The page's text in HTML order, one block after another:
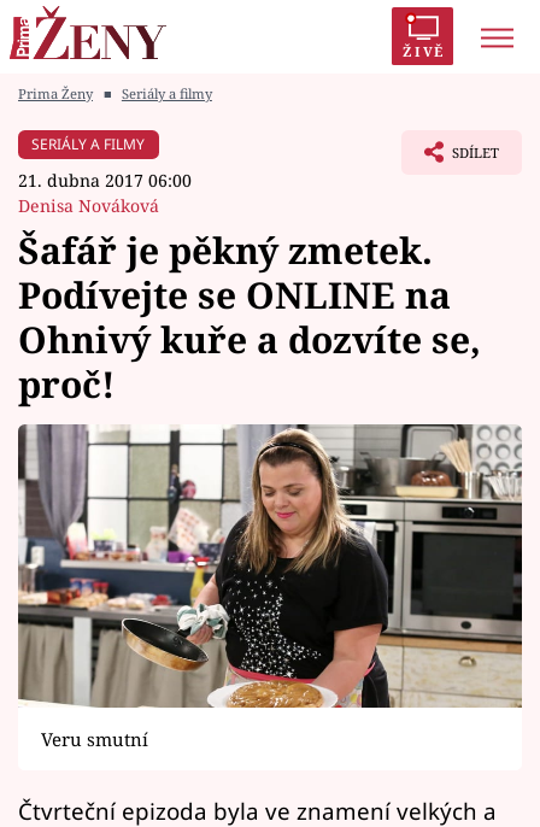
ŽIVĚ
Módní alarm
Témata
Celebrity
Vztahy
Seriály
Horoskopy
Sledujte prima+
Filmový festival Karlovy Vary
Prima Ženy ■ Seriály a filmy
SERIÁLY A FILMY
21. dubna 2017 06:00
Denisa Nováková
SDÍLET
Šafář je pěkný zmetek.
Podívejte se ONLINE na
Ohnivý kuře a dozvíte se,
proč!
Veru smutní
Čtvrteční epizoda byla ve znamení velkých a